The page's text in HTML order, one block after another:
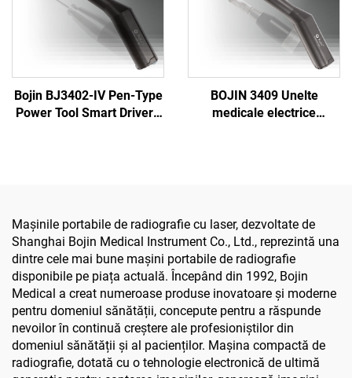
Bojin BJ3402-IV Pen-Type
Power Tool Smart Driver -
BOJIN 3409 Unelte
medicale electrice
Mașinile portabile de radiografie cu laser, dezvoltate de
Shanghai Bojin Medical Instrument Co., Ltd., reprezintă una
dintre cele mai bune mașini portabile de radiografie
disponibile pe piața actuală. Începând din 1992, Bojin
Medical a creat numeroase produse inovatoare și moderne
pentru domeniul sănătății, concepute pentru a răspunde
nevoilor în continuă creștere ale profesioniștilor din
domeniul sănătății și al pacienților. Mașina compactă de
radiografie, dotată cu o tehnologie electronică de ultimă